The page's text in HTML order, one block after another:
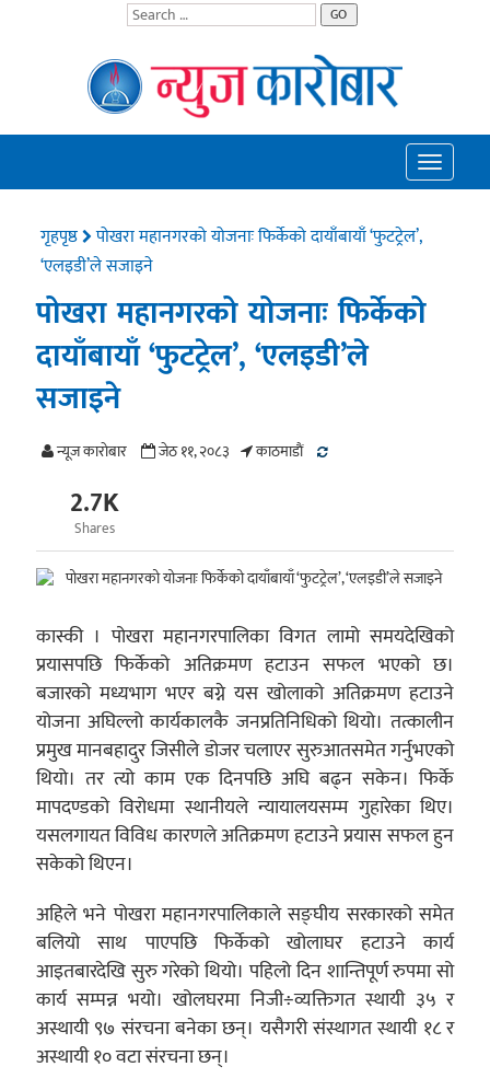
GO
Toggle
गृहपृष्ठ
पोखरा महानगरको योजनाः फिर्केको दायाँबायाँ ‘फुटट्रेल’,
‘एलइडी’ले सजाइने
पोखरा महानगरको योजनाः फिर्केको
दायाँबायाँ ‘फुटट्रेल’, ‘एलइडी’ले
सजाइने
न्यूज काराेबार जेठ ११, २०८३ काठमाडाैं
2.7K
Shares
कास्की । पोखरा महानगरपालिका विगत लामो समयदेखिको
प्रयासपछि फिर्केको अतिक्रमण हटाउन सफल भएको छ।
बजारको मध्यभाग भएर बग्ने यस खोलाको अतिक्रमण हटाउने
योजना अघिल्लो कार्यकालकै जनप्रतिनिधिको थियो। तत्कालीन
प्रमुख मानबहादुर जिसीले डोजर चलाएर सुरुआतसमेत गर्नुभएको
थियो। तर त्यो काम एक दिनपछि अघि बढ्न सकेन। फिर्के
मापदण्डको विरोधमा स्थानीयले न्यायालयसम्म गुहारेका थिए।
यसलगायत विविध कारणले अतिक्रमण हटाउने प्रयास सफल हुन
सकेको थिएन।
अहिले भने पोखरा महानगरपालिकाले सङ्घीय सरकारको समेत
बलियो साथ पाएपछि फिर्केको खोलाघर हटाउने कार्य
आइतबारदेखि सुरु गरेको थियो। पहिलो दिन शान्तिपूर्ण रुपमा सो
कार्य सम्पन्न भयो। खोलघरमा निजी÷व्यक्तिगत स्थायी ३५ र
अस्थायी ९७ संरचना बनेका छन्। यसैगरी संस्थागत स्थायी १८ र
अस्थायी १० वटा संरचना छन्।